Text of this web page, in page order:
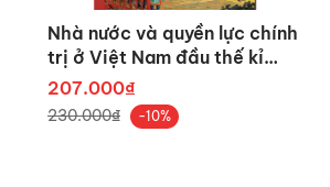
Nhà nước và quyền lực chính
trị ở Việt Nam đầu thế kỉ
XIX
207.000₫
230.000₫ -10%